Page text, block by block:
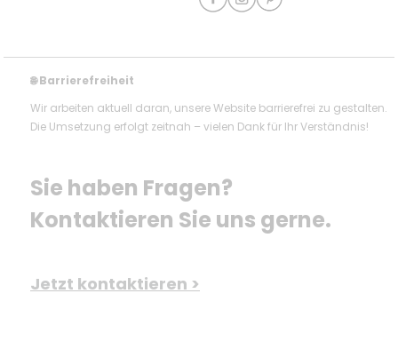
🌐Barrierefreiheit
Wir arbeiten aktuell daran, unsere Website barrierefrei zu gestalten.
Die Umsetzung erfolgt zeitnah – vielen Dank für Ihr Verständnis!
Sie haben Fragen?
Kontaktieren Sie uns gerne.
Jetzt kontaktieren >